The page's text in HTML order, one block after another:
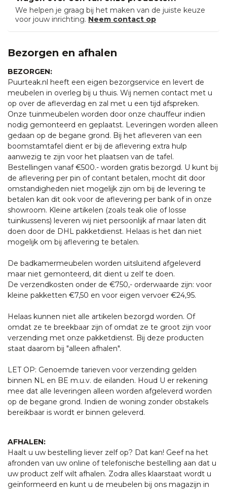
We helpen je graag bij het maken van de juiste keuze
voor jouw inrichting. Neem contact op
Bezorgen en afhalen
BEZORGEN:
Puurteak.nl heeft een eigen bezorgservice en levert de
meubelen in overleg bij u thuis. Wij nemen contact met u
op over de afleverdag en zal met u een tijd afspreken.
Onze tuinmeubelen worden door onze chauffeur indien
nodig gemonteerd en geplaatst. Leveringen worden alleen
gedaan op de begane grond. Bij het afleveren van een
boomstamtafel dient er bij de aflevering extra hulp
aanwezig te zijn voor het plaatsen van de tafel.
Bestellingen vanaf €500.- worden gratis bezorgd. U kunt bij
de aflevering per pin of contant betalen, mocht dit door
omstandigheden niet mogelijk zijn om bij de levering te
betalen kan dit ook voor de aflevering per bank of in onze
showroom. Kleine artikelen (zoals teak olie of losse
tuinkussens) leveren wij niet persoonlijk af maar laten dit
doen door de DHL pakketdienst. Helaas is het dan niet
mogelijk om bij aflevering te betalen.
De badkamermeubelen worden uitsluitend afgeleverd
maar niet gemonteerd, dit dient u zelf te doen.
De verzendkosten onder de €750,- orderwaarde zijn: voor
kleine pakketten €7,50 en voor eigen vervoer €24,95.
Helaas kunnen niet alle artikelen bezorgd worden. Of
omdat ze te breekbaar zijn of omdat ze te groot zijn voor
verzending met onze pakketdienst. Bij deze producten
staat daarom bij "alleen afhalen".
LET OP: Genoemde tarieven voor verzending gelden
binnen NL en BE m.u.v. de eilanden. Houd U er rekening
mee dat alle leveringen alleen worden afgeleverd worden
op de begane grond. Indien de woning zonder obstakels
bereikbaar is wordt er binnen geleverd.
AFHALEN:
Haalt u uw bestelling liever zelf op? Dat kan! Geef na het
afronden van uw online of telefonische bestelling aan dat u
uw product zelf wilt afhalen. Zodra alles klaarstaat wordt u
geïnformeerd en kunt u de meubelen bij ons magazijn in